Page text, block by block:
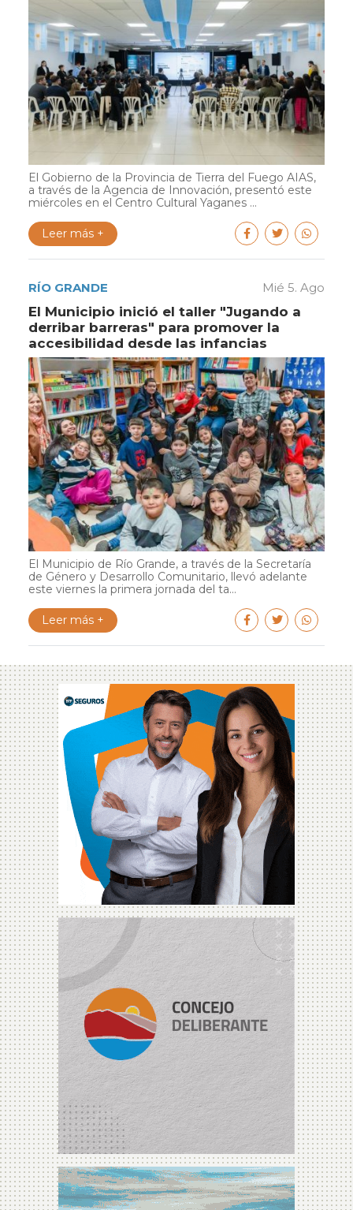
El Gobierno de la Provincia de Tierra del Fuego AIAS,
a través de la Agencia de Innovación, presentó este
miércoles en el Centro Cultural Yaganes ...
Leer más +
RÍO GRANDE Mié 5. Ago
El Municipio inició el taller "Jugando a
derribar barreras" para promover la
accesibilidad desde las infancias
El Municipio de Río Grande, a través de la Secretaría
de Género y Desarrollo Comunitario, llevó adelante
este viernes la primera jornada del ta...
Leer más +